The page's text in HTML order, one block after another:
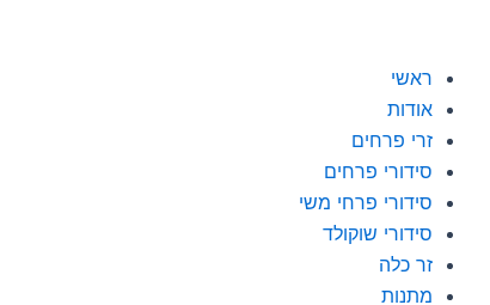
ראשי
אודות
זרי פרחים
סידורי פרחים
סידורי פרחי משי
סידורי שוקולד
זר כלה
מתנות